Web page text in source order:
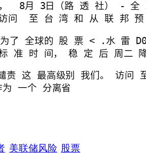
8月 3日（路 透 社） - 全
准 时 间， 稳 定 后 周二
责 这 最高级别 我们。 访
一个 分离省
美联储风险 股票